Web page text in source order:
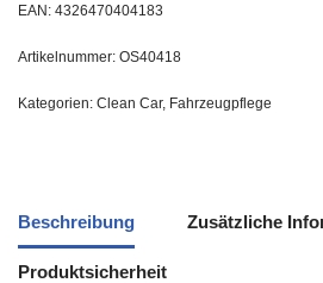
EAN: 4326470404183
Artikelnummer: OS40418
Kategorien: Clean Car, Fahrzeugpflege
Beschreibung Zusätzliche
Produktsicherheit